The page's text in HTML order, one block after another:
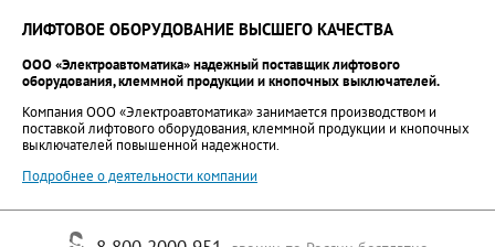
ЛИФТОВОЕ ОБОРУДОВАНИЕ ВЫСШЕГО КАЧЕСТВА
ООО «Электроавтоматика» надежный поставщик лифтового
оборудования, клеммной продукции и кнопочных выключателей.
Компания ООО «Электроавтоматика» занимается производством и
поставкой лифтового оборудования, клеммной продукции и кнопочных
выключателей повышенной надежности.
Подробнее о деятельности компании